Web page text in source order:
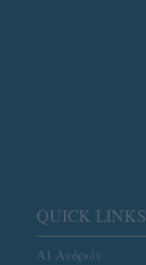
QUICK LINKS
Α1 Ανδρών